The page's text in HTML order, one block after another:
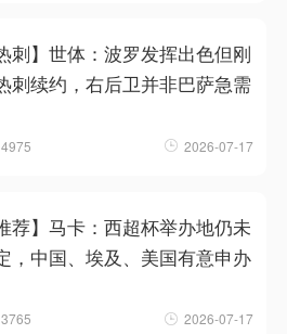
刺】世体：波罗发挥出色但刚
刺续约，右后卫并非巴萨急需
4975 2026-07-17
荐】马卡：西超杯举办地仍未
，中国、埃及、美国有意申办
3765 2026-07-17